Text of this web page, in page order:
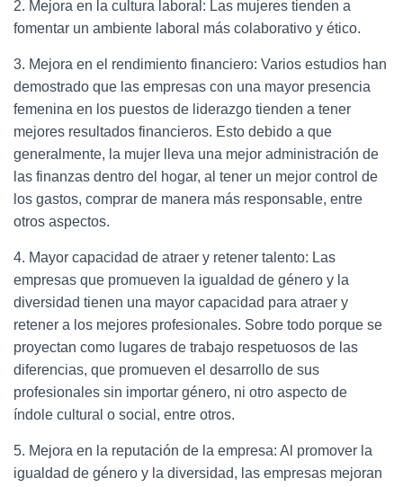
2. Mejora en la cultura laboral: Las mujeres tienden a
fomentar un ambiente laboral más colaborativo y ético.
3. Mejora en el rendimiento financiero: Varios estudios han
demostrado que las empresas con una mayor presencia
femenina en los puestos de liderazgo tienden a tener
mejores resultados financieros. Esto debido a que
generalmente, la mujer lleva una mejor administración de
las finanzas dentro del hogar, al tener un mejor control de
los gastos, comprar de manera más responsable, entre
otros aspectos.
4. Mayor capacidad de atraer y retener talento: Las
empresas que promueven la igualdad de género y la
diversidad tienen una mayor capacidad para atraer y
retener a los mejores profesionales. Sobre todo porque se
proyectan como lugares de trabajo respetuosos de las
diferencias, que promueven el desarrollo de sus
profesionales sin importar género, ni otro aspecto de
índole cultural o social, entre otros.
5. Mejora en la reputación de la empresa: Al promover la
igualdad de género y la diversidad, las empresas mejoran